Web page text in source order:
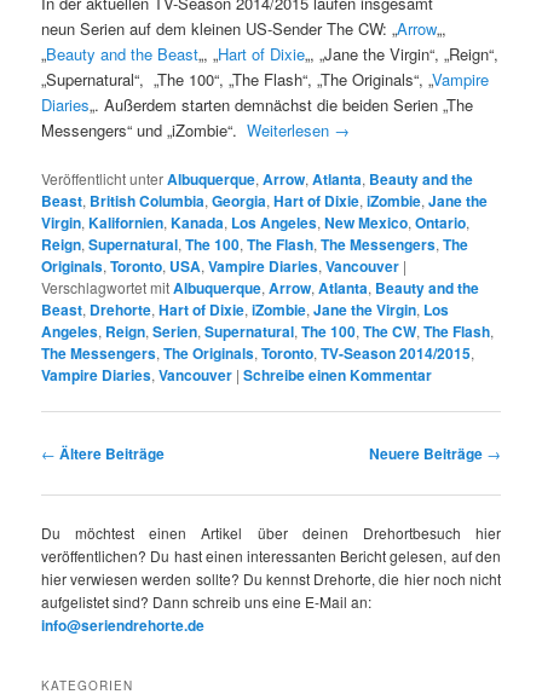
neun Serien auf dem kleinen US-Sender The CW: „Arrow„,
„Beauty and the Beast„, „Hart of Dixie„, „Jane the Virgin“, „Reign“,
„Supernatural“, „The 100“, „The Flash“, „The Originals“, „Vampire
Diaries„. Außerdem starten demnächst die beiden Serien „The
Messengers“ und „iZombie“.Weiterlesen →
Veröffentlicht unterAlbuquerque,Arrow,Atlanta, Beauty and the
Beast, British Columbia,Georgia,Hart of Dixie,iZombie,Jane the
Virgin,Kalifornien,Kanada, Los Angeles,New Mexico,Ontario,
Reign,Supernatural,The 100,The Flash,The Messengers,The
Originals,Toronto, USA,Vampire Diaries,Vancouver |
Verschlagwortet mitAlbuquerque,Arrow,Atlanta, Beauty and the
Beast, Drehorte,Hart of Dixie,iZombie,Jane the Virgin, Los
Angeles, Reign,Serien,Supernatural,The 100,The CW,The Flash,
The Messengers,The Originals,Toronto,TV-Season 2014/2015,
Vampire Diaries,Vancouver |Schreibe einen Kommentar
Beitrags-
← Ältere Beiträge Neuere Beiträge →
Du möchtest einen Artikel über deinen Drehortbesuch hier
veröffentlichen? Du hast einen interessanten Bericht gelesen, auf den
hier verwiesen werden sollte? Du kennst Drehorte, die hier noch nicht
aufgelistet sind? Dann schreib uns eine E-Mail an:
info@seriendrehorte.de
KATEGORIEN